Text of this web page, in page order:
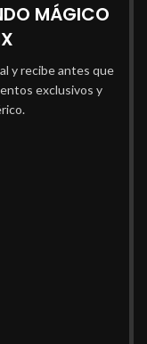
MÁGICO
y recibe antes que
exclusivos y